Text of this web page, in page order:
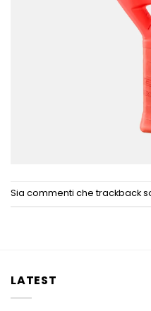
Sia commenti che trackback
LATEST